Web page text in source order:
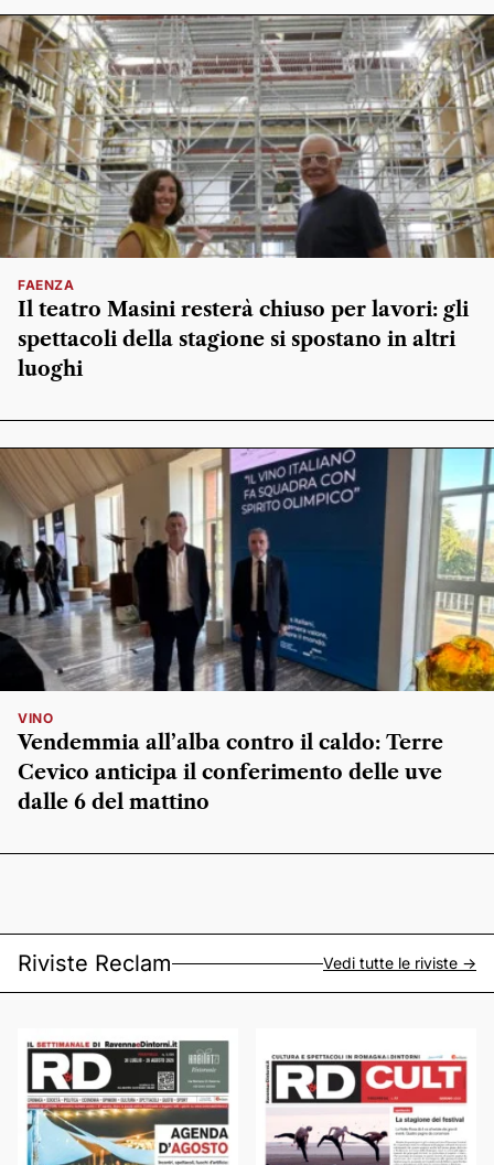
FAENZA
Il teatro Masini resterà chiuso per lavori: gli
spettacoli della stagione si spostano in altri
luoghi
VINO
Vendemmia all’alba contro il caldo: Terre
Cevico anticipa il conferimento delle uve
dalle 6 del mattino
Riviste Reclam Vedi tutte le riviste ->